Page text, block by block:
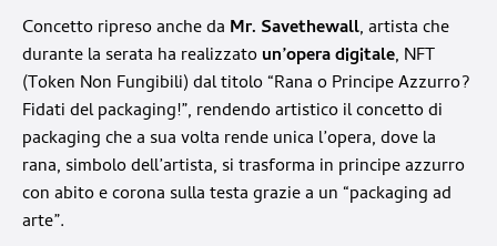
Concetto ripreso anche da Mr. Savethewall, artista che
durante la serata ha realizzatoun’opera digitale, NFT
(Token Non Fungibili) dal titolo “Rana o Principe Azzurro?
Fidati del packaging!”, rendendo artistico il concetto di
packaging che a sua volta rende unica l’opera, dove la
rana, simbolo dell’artista, si trasforma in principe azzurro
con abito e corona sulla testa grazie a un “packaging ad
arte”.